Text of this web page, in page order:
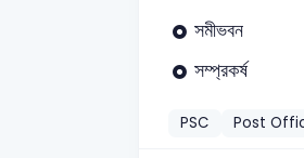
সমীভবন
সম্প্রকর্ষ
PSC Post